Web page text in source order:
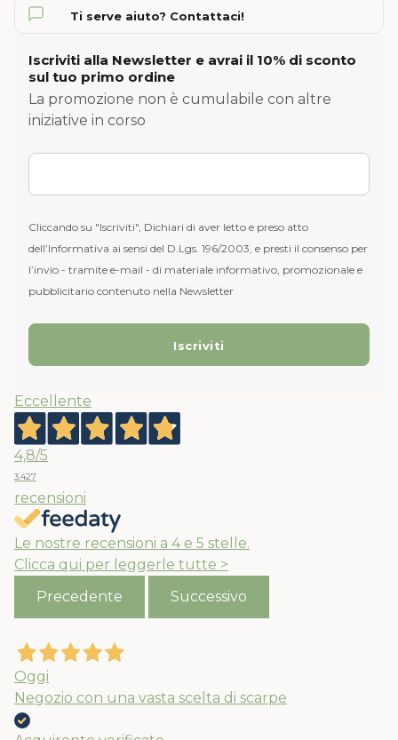
Ti serve aiuto? Contattaci!
Iscriviti alla Newsletter e avrai il 10% di sconto
sul tuo primo ordine
La promozione non è cumulabile con altre
iniziative in corso
Cliccando su "Iscriviti", Dichiari di aver letto e preso atto
dell’Informativa ai sensi del D.Lgs. 196/2003, e presti il consenso per
l’invio - tramite e-mail - di materiale informativo, promozionale e
pubblicitario contenuto nella Newsletter
Eccellente
4,8/5
3.427
recensioni
Le nostre recensioni a 4 e 5 stelle.
Clicca qui per leggerle tutte >
Precedente
Successivo
Oggi
Negozio con una vasta scelta di scarpe